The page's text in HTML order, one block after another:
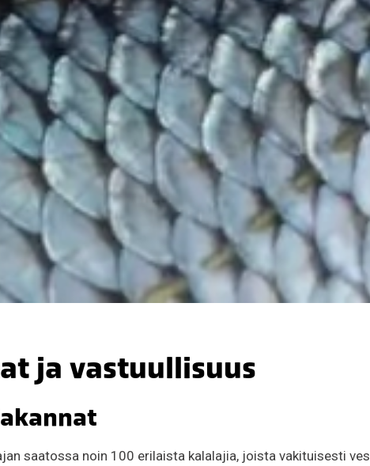
ja vastuullisuus
saatossa noin 100 erilaista kalalajia, joista vakituisesti